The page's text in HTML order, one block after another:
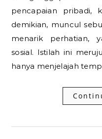
pencapaian pribadi,
demikian, muncul
menarik perhatian,
sosial. Istilah ini
hanya menjelajah